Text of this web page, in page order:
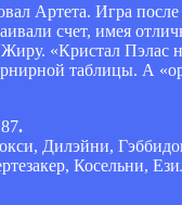
Артета. Игра
счет, имея
«Кристал Пэлас
таблицы. А
.
Дилэйни,
Косельни,